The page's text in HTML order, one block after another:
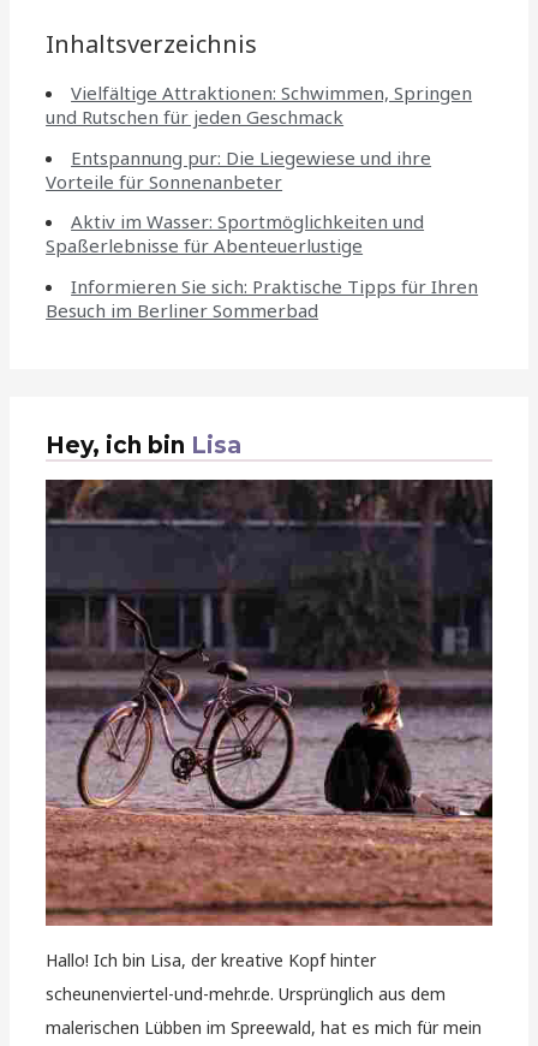
Inhaltsverzeichnis
Vielfältige Attraktionen: Schwimmen, Springen
und Rutschen für jeden Geschmack
Entspannung pur: Die Liegewiese und ihre
Vorteile für Sonnenanbeter
Aktiv im Wasser: Sportmöglichkeiten und
Spaßerlebnisse für Abenteuerlustige
Informieren Sie sich: Praktische Tipps für Ihren
Besuch im Berliner Sommerbad
Hey, ich bin Lisa
Hallo! Ich bin Lisa, der kreative Kopf hinter
scheunenviertel-und-mehr.de. Ursprünglich aus dem
malerischen Lübben im Spreewald, hat es mich für mein